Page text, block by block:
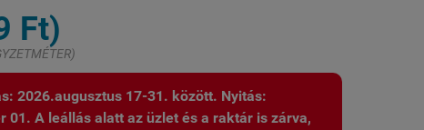
Ft)
2026.augusztus 17-31. között. Nyitás:
01. A leállás alatt az üzlet és a raktár is zárva,